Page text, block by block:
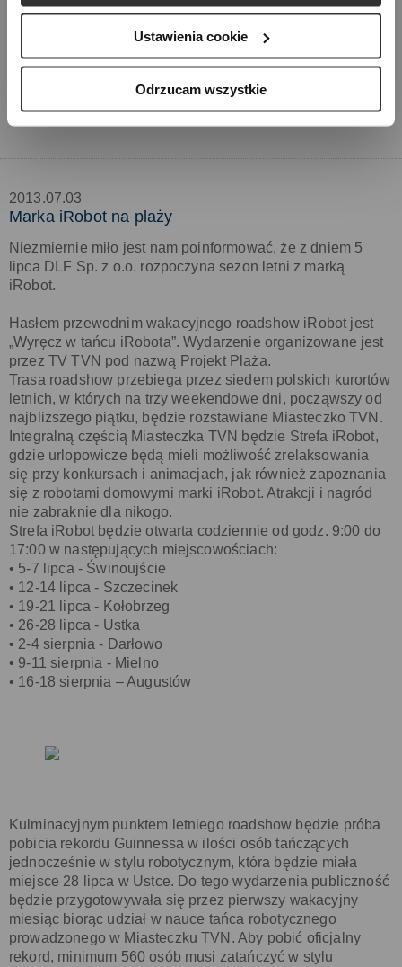
celu personalizacji reklam i dokonywania pomiarów
skuteczności kampanii marketingowych, dane mogą być
udostępniane Google LLC; więcej informacji można
znaleźć tutaj
Ustawienia cookie
Odrzucam wszystkie
2013.07.03
Marka iRobot na plaży
Niezmiernie miło jest nam poinformować, że z dniem 5
lipca DLF Sp. z o.o. rozpoczyna sezon letni z marką
iRobot.
Hasłem przewodnim wakacyjnego roadshow iRobot jest
„Wyręcz w tańcu iRobota”. Wydarzenie organizowane jest
przez TV TVN pod nazwą Projekt Plaża.
Trasa roadshow przebiega przez siedem polskich kurortów
letnich, w których na trzy weekendowe dni, począwszy od
najbliższego piątku, będzie rozstawiane Miasteczko TVN.
Integralną częścią Miasteczka TVN będzie Strefa iRobot,
gdzie urlopowicze będą mieli możliwość zrelaksowania
się przy konkursach i animacjach, jak również zapoznania
się z robotami domowymi marki iRobot. Atrakcji i nagród
nie zabraknie dla nikogo.
Strefa iRobot będzie otwarta codziennie od godz. 9:00 do
17:00 w następujących miejscowościach:
• 5-7 lipca - Świnoujście
• 12-14 lipca - Szczecinek
• 19-21 lipca - Kołobrzeg
• 26-28 lipca - Ustka
• 2-4 sierpnia - Darłowo
• 9-11 sierpnia - Mielno
• 16-18 sierpnia – Augustów
Kulminacyjnym punktem letniego roadshow będzie próba
pobicia rekordu Guinnessa w ilości osób tańczących
jednocześnie w stylu robotycznym, która będzie miała
miejsce 28 lipca w Ustce. Do tego wydarzenia publiczność
będzie przygotowywała się przez pierwszy wakacyjny
miesiąc biorąc udział w nauce tańca robotycznego
prowadzonego w Miasteczku TVN. Aby pobić oficjalny
rekord, minimum 560 osób musi zatańczyć w stylu